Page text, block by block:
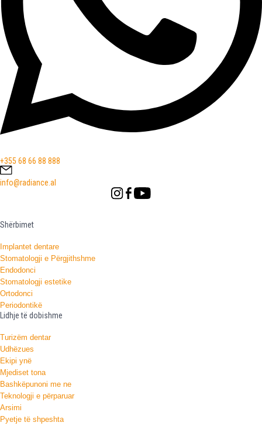
+355 68 66 88 888
info@radiance.al
Shërbimet
Implantet dentare
Stomatologji e Përgjithshme
Endodonci
Stomatologji estetike
Ortodonci
Periodontikë
Lidhje të dobishme
Turizëm dentar
Udhëzues
Ekipi ynë
Mjediset tona
Bashkëpunoni me ne
Teknologji e përparuar
Arsimi
Pyetje të shpeshta